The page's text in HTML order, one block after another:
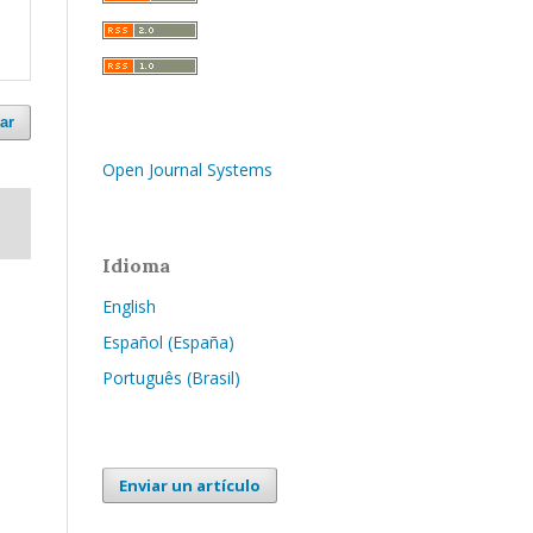
Open Journal Systems
Idioma
English
Español (España)
Português (Brasil)
Enviar un artículo